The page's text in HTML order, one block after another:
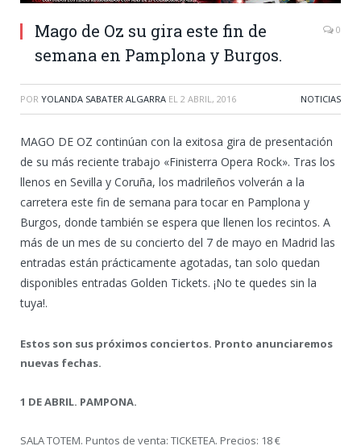
Mago de Oz su gira este fin de
semana en Pamplona y Burgos.
0
POR YOLANDA SABATER ALGARRA EL 2 ABRIL, 2016 NOTICIAS
MAGO DE OZ continúan con la exitosa gira de presentación
de su más reciente trabajo «Finisterra Opera Rock». Tras los
llenos en Sevilla y Coruña, los madrileños volverán a la
carretera este fin de semana para tocar en Pamplona y
Burgos, donde también se espera que llenen los recintos. A
más de un mes de su concierto del 7 de mayo en Madrid las
entradas están prácticamente agotadas, tan solo quedan
disponibles entradas Golden Tickets. ¡No te quedes sin la
tuya!.
Estos son sus próximos conciertos. Pronto anunciaremos
nuevas fechas.
1 DE ABRIL. PAMPONA.
SALA TOTEM. Puntos de venta: TICKETEA. Precios: 18 €